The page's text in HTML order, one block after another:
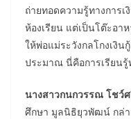
ถ่ายทอดความรู้ทางการ
ห้องเรียน แต่เป็นโต๊ะอา
ให้พ่อแม่ระวังกลโกงเงิ
ประมาณ นี่คือการเรียนรู้
นางสาวกนกวรรณ โชว์
ศึกษา มูลนิธิยุวพัฒน์ กล่า